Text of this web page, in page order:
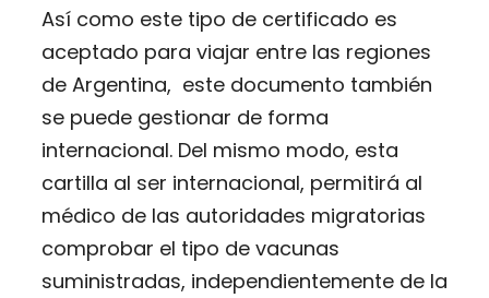
Así como este tipo de certificado es
aceptado para viajar entre las regiones
de Argentina, este documento también
se puede gestionar de forma
internacional. Del mismo modo, esta
cartilla al ser internacional, permitirá al
médico de las autoridades migratorias
comprobar el tipo de vacunas
suministradas, independientemente de la